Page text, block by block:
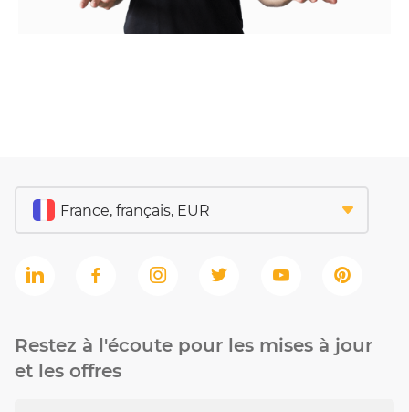
Restez à l'écoute pour les mises à jour
et les offres